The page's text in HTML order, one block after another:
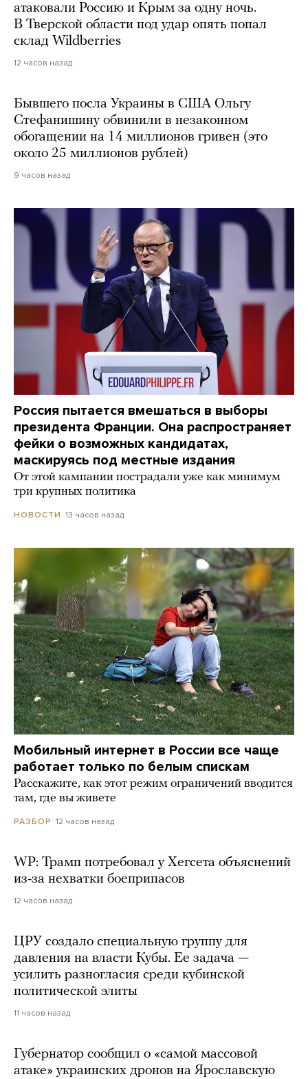
атаковали Россию и Крым за одну ночь.
В Тверской области под удар опять попал
склад Wildberries
12 часов назад
Бывшего посла Украины в США Ольгу
Стефанишину обвинили в незаконном
обогащении на 14 миллионов гривен (это
около 25 миллионов рублей)
9 часов назад
Россия пытается вмешаться в выборы
президента Франции. Она распространяет
фейки о возможных кандидатах,
маскируясь под местные издания
От этой кампании пострадали уже как минимум
три крупных политика
НОВОСТИ 13 часов назад
Мобильный интернет в России все чаще
работает только по белым спискам
Расскажите, как этот режим ограничений вводится
там, где вы живете
РАЗБОР 12 часов назад
WP: Трамп потребовал у Хегсета объяснений
из-за нехватки боеприпасов
12 часов назад
ЦРУ создало специальную группу для
давления на власти Кубы. Ее задача —
усилить разногласия среди кубинской
политической элиты
11 часов назад
Губернатор сообщил о «самой массовой
атаке» украинских дронов на Ярославскую